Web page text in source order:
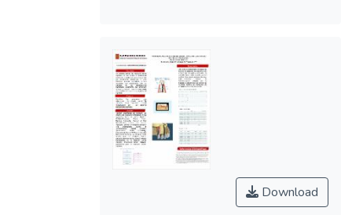
Download